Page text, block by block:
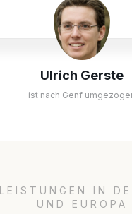
Ulrich Gerste
ist nach Genf
IN
UND EUROPA